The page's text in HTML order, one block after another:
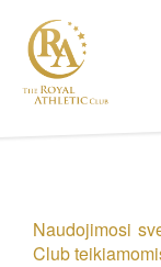
Naudojimosi
Club